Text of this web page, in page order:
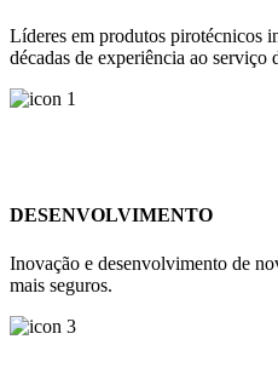
Líderes em produtos pirotécnicos
décadas de experiência ao serviço
DESENVOLVIMENTO
Inovação e desenvolvimento de
mais seguros.